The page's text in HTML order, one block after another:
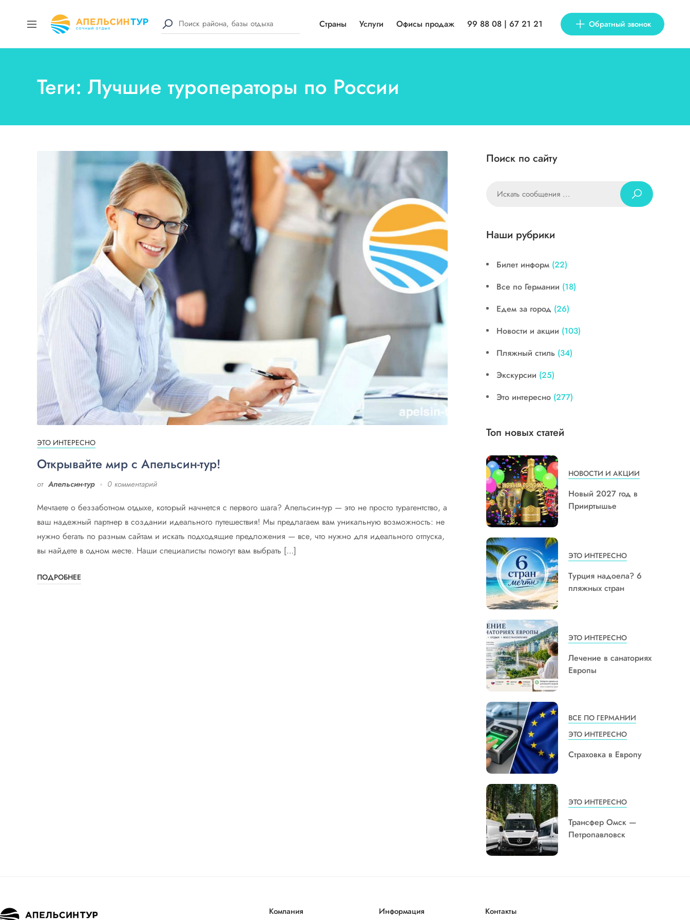
Страны Услуги Офисы продаж 99 88 08 | 67 21 21 Обратный звонок
Теги: Лучшие туроператоры по России
ЭТО ИНТЕРЕСНО
Открывайте мир с Апельсин-тур!
от Апельсин-тур 0 комментарий
Мечтаете о беззаботном отдыхе, который начнется с первого шага? Апельсин-тур — это не просто турагентство, а
ваш надежный партнер в создании идеального путешествия! Мы предлагаем вам уникальную возможность: не
нужно бегать по разным сайтам и искать подходящие предложения — все, что нужно для идеального отпуска,
вы найдете в одном месте. Наши специалисты помогут вам выбрать […]
ПОДРОБНЕЕ
Поиск по сайту
Наши рубрики
Билет информ (22)
Все по Германии (18)
Едем за город (26)
Новости и акции (103)
Пляжный стиль (34)
Экскурсии (25)
Это интересно (277)
Топ новых статей
НОВОСТИ И АКЦИИ
Новый 2027 год в
Прииртышье
ЭТО ИНТЕРЕСНО
Турция надоела? 6
пляжных стран
ЭТО ИНТЕРЕСНО
Лечение в санаториях
Европы
ВСЕ ПО ГЕРМАНИИ
ЭТО ИНТЕРЕСНО
Страховка в Европу
ЭТО ИНТЕРЕСНО
Трансфер Омск —
Петропавловск
Компания Информация Контакты